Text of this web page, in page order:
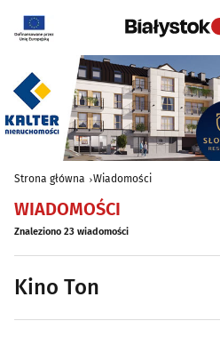
Strona główna Wiadomości
WIADOMOŚCI
Znaleziono 23 wiadomości
Kino Ton